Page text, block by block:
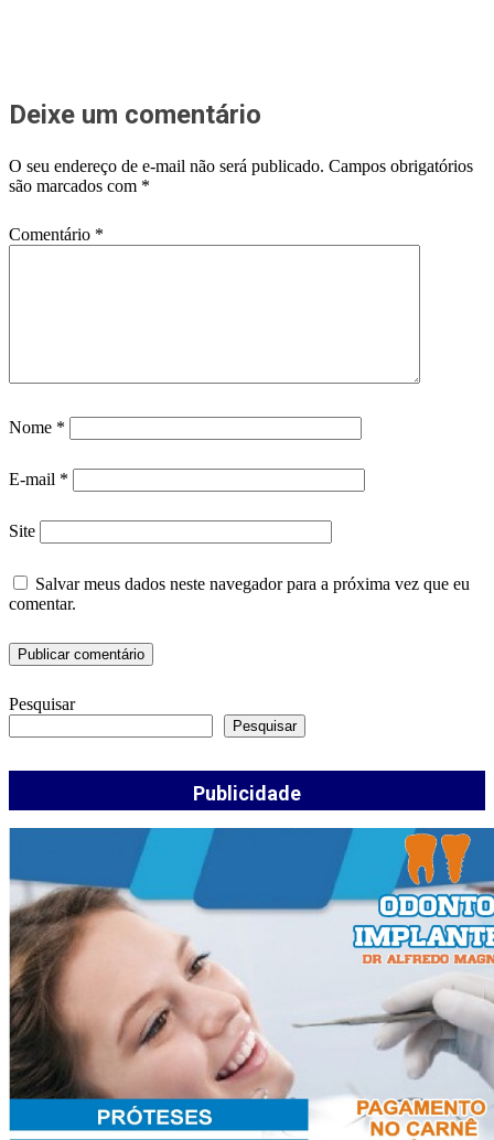
Deixe um comentário
O seu endereço de e-mail não será publicado. Campos obrigatórios
são marcados com *
Comentário *
Nome *
E-mail *
Site
Salvar meus dados neste navegador para a próxima vez que eu
comentar.
Pesquisar
Pesquisar
Publicidade